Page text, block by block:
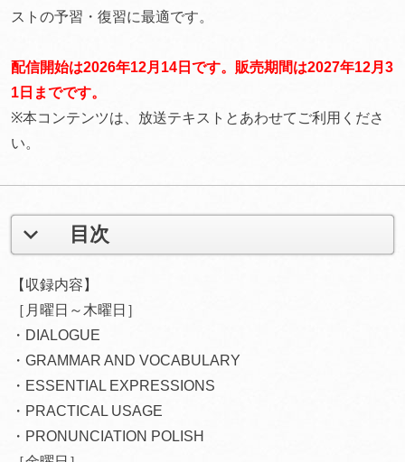
ストの予習・復習に最適です。
配信開始は2026年12月14日です。販売期間は2027年12月3
1日までです。
※本コンテンツは、放送テキストとあわせてご利用くださ
い。
目次
【収録内容】
［月曜日～木曜日］
・DIALOGUE
・GRAMMAR AND VOCABULARY
・ESSENTIAL EXPRESSIONS
・PRACTICAL USAGE
・PRONUNCIATION POLISH